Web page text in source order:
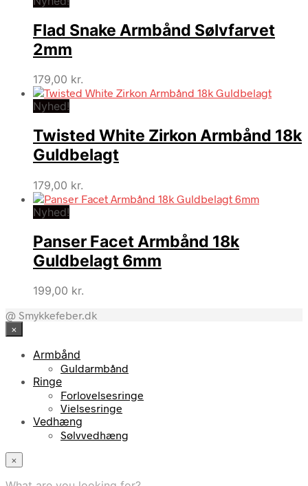
Flad Snake Armbånd Sølvfarvet
2mm
179,00 kr.
Nyhed!
Twisted White Zirkon Armbånd 18k
Guldbelagt
179,00 kr.
Nyhed!
Panser Facet Armbånd 18k
Guldbelagt 6mm
199,00 kr.
@ Smykkefeber.dk
×
Armbånd
Guldarmbånd
Ringe
Forlovelsesringe
Vielsesringe
Vedhæng
Sølvvedhæng
×